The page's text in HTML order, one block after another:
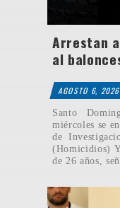
Arrestan
al
AGOSTO 6, 2026
Santo
miércoles se
de
(Homicidios)
de 26 años,